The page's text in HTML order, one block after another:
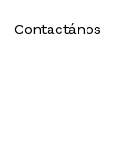
Contactános